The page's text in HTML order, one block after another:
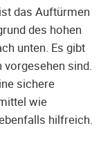
das Auftürmen
des hohen
unten. Es gibt
vorgesehen sind.
sichere
wie
hilfreich.